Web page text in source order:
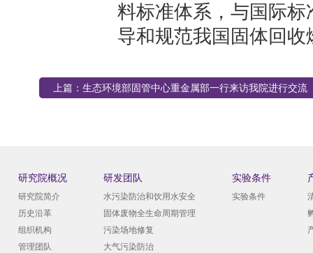
料标准体系，与国际
导和规范我国固体回
上篇： 生态环境部固管中心重金属部一行来访我院进行交流
研究院概况
研究院简介
历史沿革
组织机构
管理团队
研发团队
水污染防治和饮用水安全
固体废物全生命周期管理
污染场地修复
大气污染防治
实验条件
实验条件